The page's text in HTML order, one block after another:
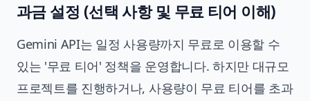
과금 설정 (선택 사항 및 무료 티어 이해)
Gemini API는 일정 사용량까지 무료로 이용할 수
있는 '무료 티어' 정책을 운영합니다. 하지만 대규모
프로젝트를 진행하거나, 사용량이 무료 티어를 초과